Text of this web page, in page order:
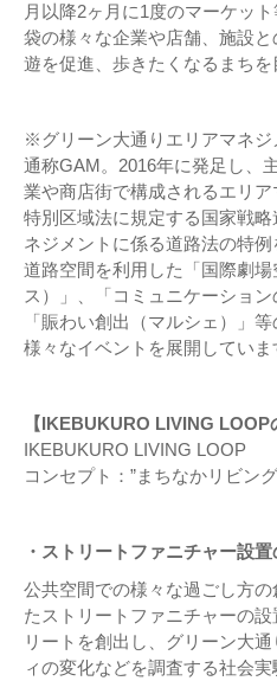
月以降2ヶ月に1度のマーケッ
袋の様々な企業や店舗、施設
遊を促進、歩きたくなるまちを
※グリーン大通りエリアマネジ
通称GAM。2016年に発足し、
業や商店街で構成されるエリ
特別区域法に規定する国家戦
ネジメントに係る道路法の特例
道路空間を利用した「国際劇
ス）」、「コミュニケーション
「賑わい創出（マルシェ）」
様々なイベントを展開していま
【IKEBUKURO LIVING LOOP
IKEBUKURO LIVING LOOP
コンセプト：”まちなかリビン
・ストリートファニチャー設
公共空間での様々な過ごし方
たストリートファニチャーの
リートを創出し、グリーン大
ィの変化などを調査する社会実